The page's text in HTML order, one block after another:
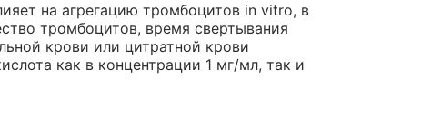
на агрегацию тромбоцитов in vitro, в
тромбоцитов, время свертывания
крови или цитратной крови
как в концентрации 1 мг/мл, так и